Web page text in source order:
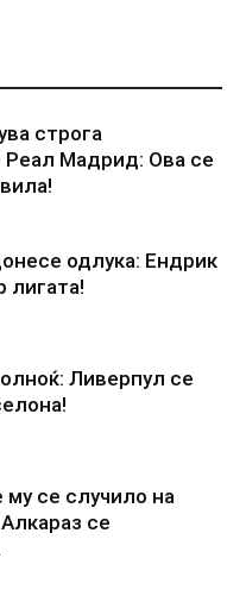
строга
Реал Мадрид: Ова се
одлука: Ендрик
лигата!
Ливерпул се
се случило на
се